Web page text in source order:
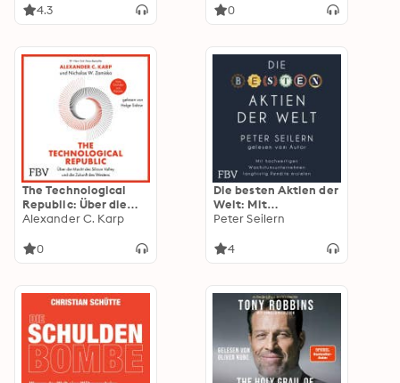
4.3
Vermögensaufbau
0
The Technological
Republic: Über die
Macht des Silicon
Zukunft des Westens |
Wirtschaft &
Geopolitik
Alexander C. Karp
0
Die besten Aktien der
Welt: Mit
hochwertigen
men langfristig
Peter Seilern
4